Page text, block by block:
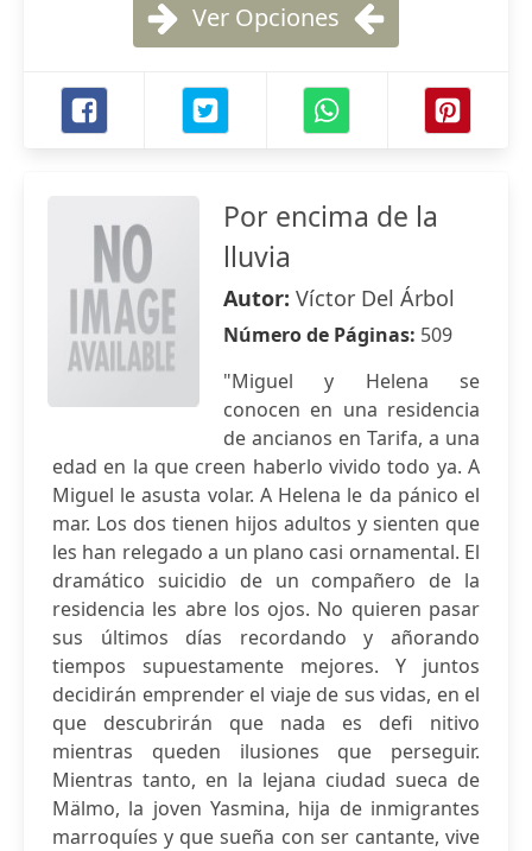
Ver Opciones
Por encima de la
lluvia
Autor: Víctor Del Árbol
Número de Páginas: 509
"Miguel y Helena se
conocen en una residencia
de ancianos en Tarifa, a una
edad en la que creen haberlo vivido todo ya. A
Miguel le asusta volar. A Helena le da pánico el
mar. Los dos tienen hijos adultos y sienten que
les han relegado a un plano casi ornamental. El
dramático suicidio de un compañero de la
residencia les abre los ojos. No quieren pasar
sus últimos días recordando y añorando
tiempos supuestamente mejores. Y juntos
decidirán emprender el viaje de sus vidas, en el
que descubrirán que nada es defi nitivo
mientras queden ilusiones que perseguir.
Mientras tanto, en la lejana ciudad sueca de
Mälmo, la joven Yasmina, hija de inmigrantes
marroquíes y que sueña con ser cantante, vive